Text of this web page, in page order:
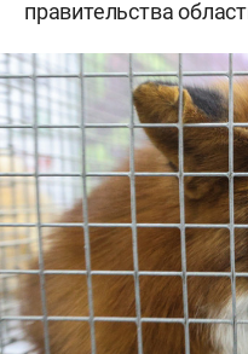
правительства